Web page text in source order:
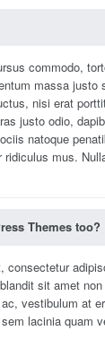
commodo,
massa justo
nisi erat
justo odio,
natoque
mus.
Themes too?
consectetur
sit amet
vestibulum at
lacinia quam